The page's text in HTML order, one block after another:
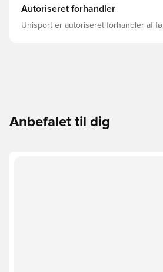
Autoriseret forhandler
Unisport er autoriseret forhandler af
Anbefalet til dig